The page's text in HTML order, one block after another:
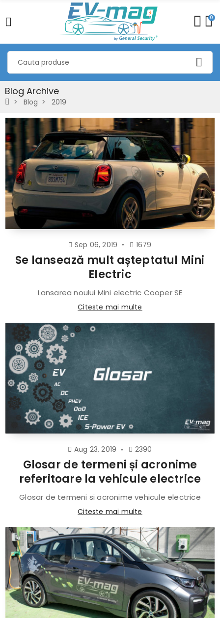
0
Blog Archive
Blog 2019
Sep 06, 2019 1679
Se lansează mult așteptatul Mini
Electric
Lansarea noului Mini electric Cooper SE
Citeste mai multe
Aug 23, 2019 2390
Glosar de termeni și acronime
referitoare la vehicule electrice
Glosar de termeni si acronime vehicule electrice
Citeste mai multe